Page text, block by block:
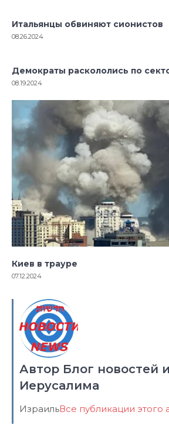
Итальянцы обвиняют сионистов
08.26.2024
Демократы раскололись по
08.19.2024
Киев в трауре
07.12.2024
Автор Блог новостей
Иерусалима
ИзраильВсе публикации этого